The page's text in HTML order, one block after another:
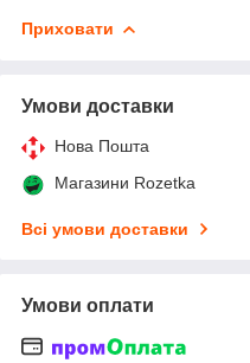
Приховати
Умови доставки
Нова Пошта
Магазини Rozetka
Всі умови доставки
Умови оплати